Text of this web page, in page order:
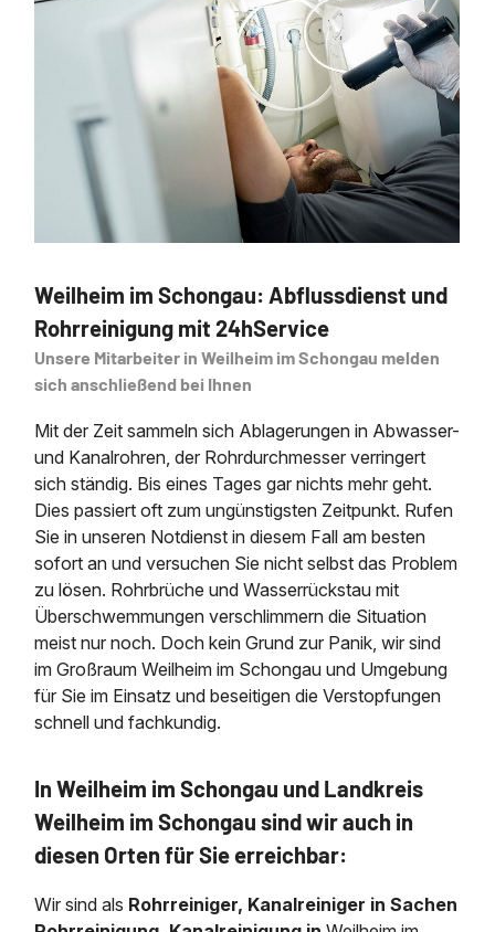
Weilheim im Schongau: Abflussdienst und
Rohrreinigung mit 24hService
Unsere Mitarbeiter in Weilheim im Schongau melden
sich anschließend bei Ihnen
Mit der Zeit sammeln sich Ablagerungen in Abwasser-
und Kanalrohren, der Rohrdurchmesser verringert
sich ständig. Bis eines Tages gar nichts mehr geht.
Dies passiert oft zum ungünstigsten Zeitpunkt. Rufen
Sie in unseren Notdienst in diesem Fall am besten
sofort an und versuchen Sie nicht selbst das Problem
zu lösen. Rohrbrüche und Wasserrückstau mit
Überschwemmungen verschlimmern die Situation
meist nur noch. Doch kein Grund zur Panik, wir sind
im Großraum Weilheim im Schongau und Umgebung
für Sie im Einsatz und beseitigen die Verstopfungen
schnell und fachkundig.
In Weilheim im Schongau und Landkreis
Weilheim im Schongau sind wir auch in
diesen Orten für Sie erreichbar:
Wir sind als Rohrreiniger, Kanalreiniger in Sachen